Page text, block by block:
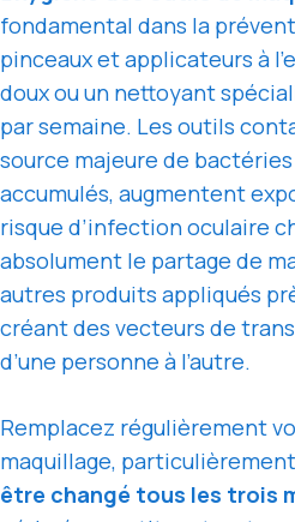
fondamental dans la
pinceaux et applicateurs à
doux ou un nettoyant
par semaine. Les outils
source majeure de
accumulés, augmentent
risque d’infection oculaire
absolument le partage de
autres produits appliqués
créant des vecteurs de
d’une personne à l’autre.
Remplacez régulièrement
maquillage,
être changé tous les trois